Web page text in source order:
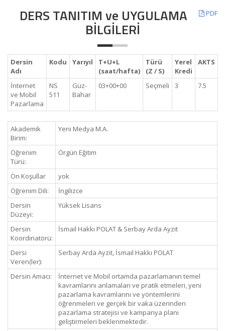
PDF
DERS TANITIM ve UYGULAMA
BİLGİLERİ
Dersin
Adı
Kodu Yarıyıl
T+U+L
(saat/hafta)
Türü
(Z / S)
Yerel
Kredi
AKTS
İnternet
ve Mobil
Pazarlama
NS
511
Güz-
Bahar
03+00+00 Seçmeli 3 7.5
Akademik
Birim:
Yeni Medya M.A.
Öğrenim
Türü:
Örgün Eğitim
Ön Koşullar
yok
Öğrenim Dili:
İngilizce
Dersin
Düzeyi:
Yüksek Lisans
Dersin
Koordinatörü:
İsmail Hakkı POLAT & Serbay Arda Ayzit
Dersi
Veren(ler):
Serbay Arda Ayzit, İsmail Hakkı POLAT
Dersin Amacı:
İnternet ve Mobil ortamda pazarlamanın temel
kavramlarını anlamaları ve pratik etmeleri, yeni
pazarlama kavramlarını ve yöntemlerini
öğrenmeleri ve gerçek bir vaka üzerinden
pazarlama stratejisi ve kampanya planı
geliştirmeleri beklenmektedir.